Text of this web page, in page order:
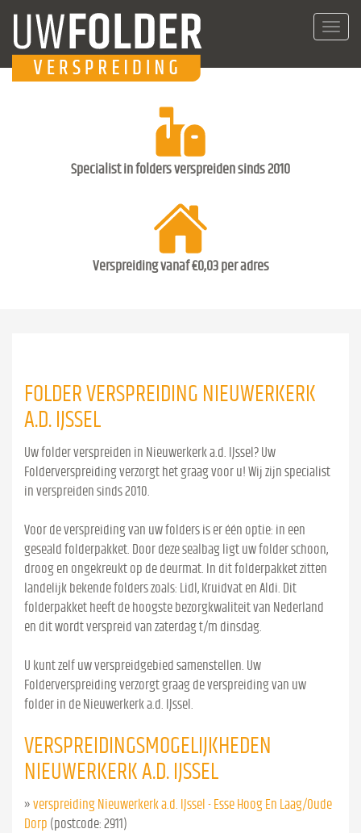
Specialist in folders verspreiden sinds 2010
Verspreiding vanaf €0,03 per adres
FOLDER VERSPREIDING NIEUWERKERK
A.D. IJSSEL
Uw folder verspreiden in Nieuwerkerk a.d. IJssel? Uw
Folderverspreiding verzorgt het graag voor u! Wij zijn specialist
in verspreiden sinds 2010.
Voor de verspreiding van uw folders is er één optie: in een
geseald folderpakket. Door deze sealbag ligt uw folder schoon,
droog en ongekreukt op de deurmat. In dit folderpakket zitten
landelijk bekende folders zoals: Lidl, Kruidvat en Aldi. Dit
folderpakket heeft de hoogste bezorgkwaliteit van Nederland
en dit wordt verspreid van zaterdag t/m dinsdag.
U kunt zelf uw verspreidgebied samenstellen. Uw
Folderverspreiding verzorgt graag de verspreiding van uw
folder in de Nieuwerkerk a.d. IJssel.
VERSPREIDINGSMOGELIJKHEDEN
NIEUWERKERK A.D. IJSSEL
» verspreiding Nieuwerkerk a.d. IJssel - Esse Hoog En Laag/Oude
Dorp (postcode: 2911)